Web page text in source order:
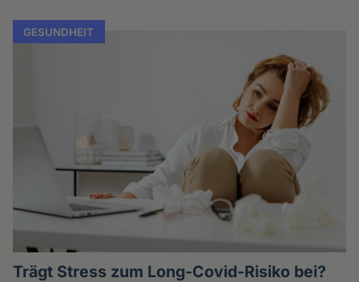
GESUNDHEIT
Trägt Stress zum Long-Covid-Risiko bei?